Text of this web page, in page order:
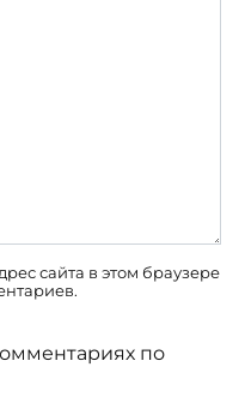
сайта в этом браузере
по